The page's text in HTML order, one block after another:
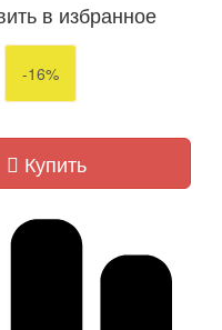
в избранное
-16%
Купить